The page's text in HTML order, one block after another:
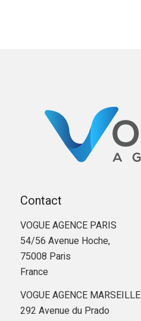
Contact
VOGUE AGENCE PARIS
54/56 Avenue Hoche,
75008 Paris
France
VOGUE AGENCE MARSEILLE
292 Avenue du Prado